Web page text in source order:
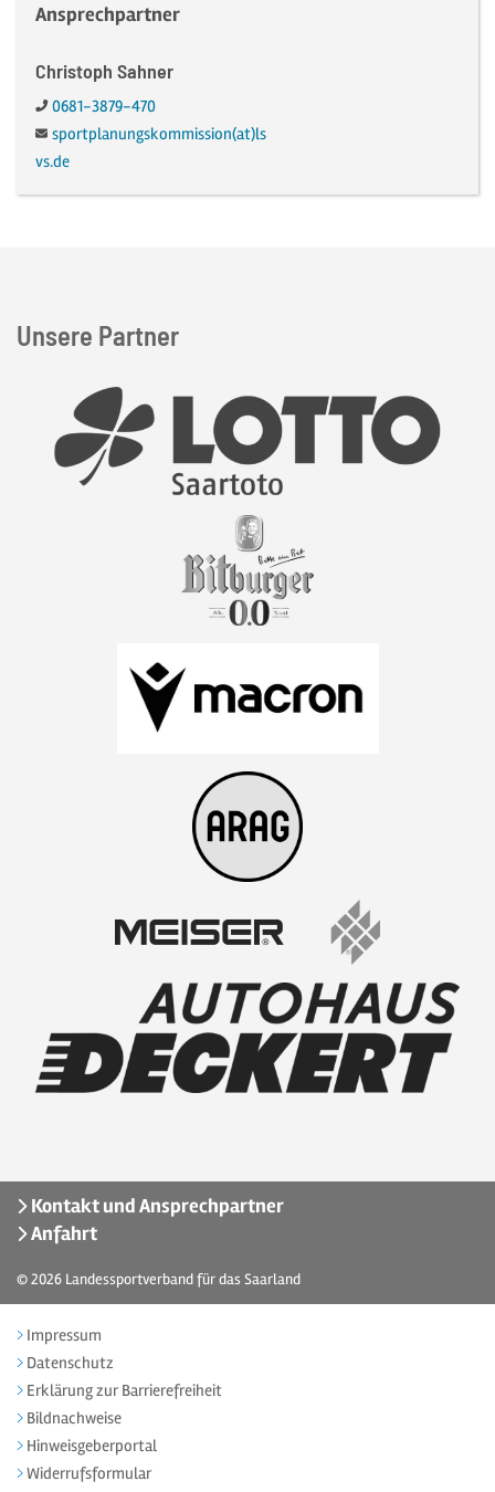
Ansprechpartner
Christoph Sahner
Telefon:
0681-3879-470
E-Mail:
sportplanungskommission(at)ls
vs.de
Unsere Partner
Kontakt und Ansprechpartner
Anfahrt
© 2026 Landessportverband für das Saarland
Impressum
Datenschutz
Erklärung zur Barrierefreiheit
Bildnachweise
Hinweisgeberportal
Widerrufsformular